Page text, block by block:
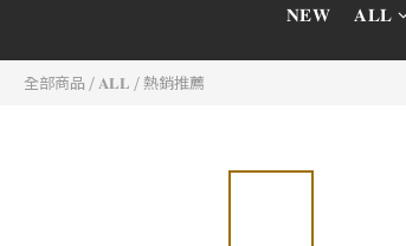
𝐍𝐄𝐖 𝐀𝐋𝐋
全部商品 /𝐀𝐋𝐋 /熱銷推薦